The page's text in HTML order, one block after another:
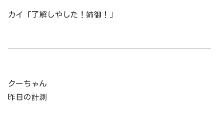
カイ「了解しやした！姉御！」
クーちゃん
昨日の計測